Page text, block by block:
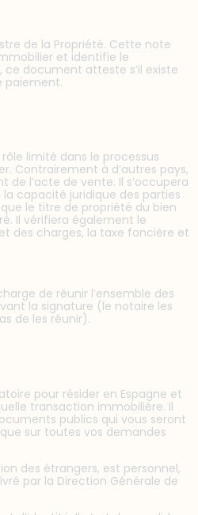
de la Propriété. Cette note
et identifie le
ce document atteste s’il existe
paiement.
limité dans le processus
Contrairement à d’autres pays,
de l’acte de vente. Il s’occupera
la capacité juridique des parties
le titre de propriété du bien
Il vérifiera également le
des charges, la taxe foncière et
de réunir l’ensemble des
la signature (le notaire les
de les réunir).
pour résider en Espagne et
transaction immobilière. Il
publics qui vous seront
sur toutes vos demandes
des étrangers, est personnel,
par la Direction Générale de